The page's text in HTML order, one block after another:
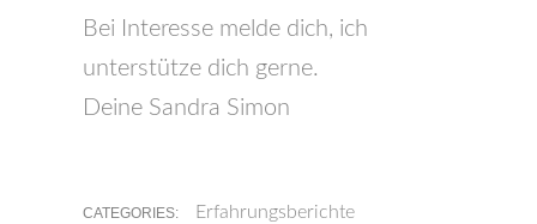
Bei Interesse melde dich, ich
unterstütze dich gerne.
Deine Sandra Simon
CATEGORIES: Erfahrungsberichte